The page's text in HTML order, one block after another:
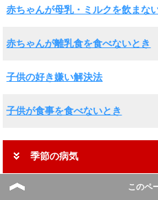
赤ちゃんが母乳・ミルクを飲まな
赤ちゃんが離乳食を食べないとき
子供の好き嫌い解決法
子供が食事を食べないとき
季節の病気
このペ